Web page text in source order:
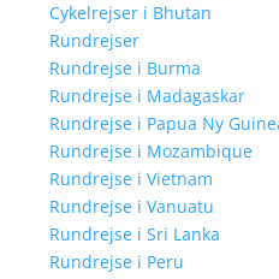
Cykelrejser i Bhutan
Rundrejser
Rundrejse i Burma
Rundrejse i Madagaskar
Rundrejse i Papua Ny
Rundrejse i Mozambique
Rundrejse i Vietnam
Rundrejse i Vanuatu
Rundrejse i Sri Lanka
Rundrejse i Peru